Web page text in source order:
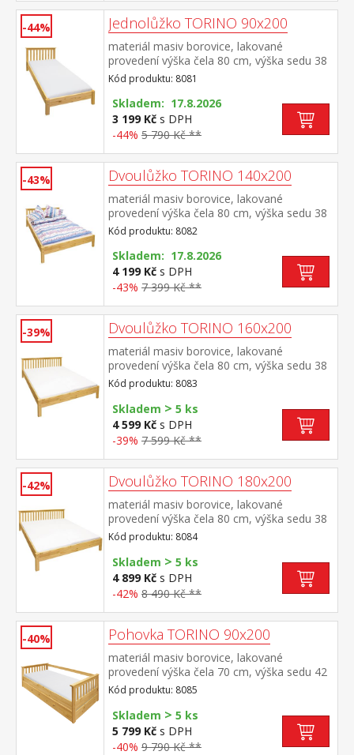
-44% Jednolůžko TORINO 90x200
materiál masiv borovice, lakované
provedení výška čela 80 cm, výška sedu 38
cm, cena bez roštu a matrace minimální
doporučená výška matrace 15 cm
doporučený rozměr matrace 90 × 200 cm a
rošt R1 doporučená nosnost do 120 kg
Kód produktu: 8081
Skladem: 17.8.2026
3 199 Kč s DPH
-44% 5 790 Kč **
-43% Dvoulůžko TORINO 140x200
materiál masiv borovice, lakované
provedení výška čela 80 cm, výška sedu 38
cm, cena bez roštu a matrace minimální
doporučená výška matrace 15 cm
doporučený rozměr matrace 140 × 200 cm
a rošt R3 doporučená nosnost do 120 kg
na každé polovině postele
Kód produktu: 8082
Skladem: 17.8.2026
4 199 Kč s DPH
-43% 7 399 Kč **
-39% Dvoulůžko TORINO 160x200
materiál masiv borovice, lakované
provedení výška čela 80 cm, výška sedu 38
cm, cena bez roštu a matrace minimální
doporučená výška matrace 15 cm
doporučený rozměr matrace 160 × 200 cm
nebo 2 kusy 80 × 200 cm a rošt R2
doporučená nosnost do 120 kg na každé
Kód produktu: 8083
Skladem > 5 ks
4 599 Kč s DPH
-39% 7 599 Kč **
-42% Dvoulůžko TORINO 180x200
materiál masiv borovice, lakované
provedení výška čela 80 cm, výška sedu 38
cm, cena bez roštu a matrace minimální
doporučená výška matrace 15
cm doporučený rozměr matrace 180 × 200
cm nebo 2 kusy 90 × 200 cm a rošt R4
nebo 2 kusy R1 doporučená nosnost do
Kód produktu: 8084
Skladem > 5 ks
4 899 Kč s DPH
-42% 8 490 Kč **
-40% Pohovka TORINO 90x200
materiál masiv borovice, lakované
provedení výška čela 70 cm, výška sedu 42
cm, cena bez roštu a matrace minimální
doporučená výška matrace 15
cm doporučený rozměr matrace 90 × 200
cm a rošt R1 k pohovce možno dokoupit
výsuvnou přistýlku TORINO 8086 nebo
Kód produktu: 8085
Skladem > 5 ks
5 799 Kč s DPH
-40% 9 790 Kč **